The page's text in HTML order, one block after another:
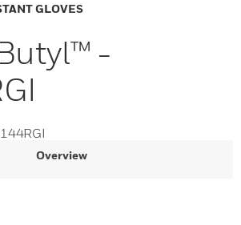
GLOVES
-
Overview